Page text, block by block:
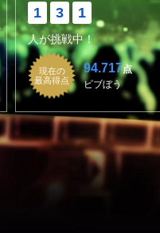
1 3 1
人が挑戦中！
現在の
最高得点
94.717点
ビブぼう